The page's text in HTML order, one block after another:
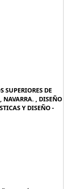
SUPERIORES DE
NAVARRA. , DISEÑO
Y DISEÑO -